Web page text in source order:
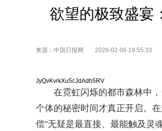
欲望的极致盛宴
来源：中国日报网 2026-02-06 19:55:33
JyQvKvrkXu5cJdAdh5RV
在霓虹闪烁的都市森林中
个体的秘密时间才真正开启。
偿”无疑是最直接、最能触及灵